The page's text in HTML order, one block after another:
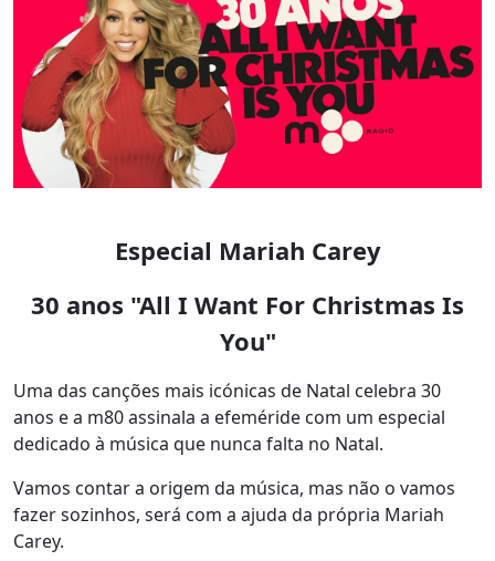
Especial Mariah Carey
30 anos "All I Want For Christmas Is
You"
Uma das canções mais icónicas de Natal celebra 30
anos e a m80 assinala a efeméride com um especial
dedicado à música que nunca falta no Natal.
Vamos contar a origem da música, mas não o vamos
fazer sozinhos, será com a ajuda da própria Mariah
Carey.